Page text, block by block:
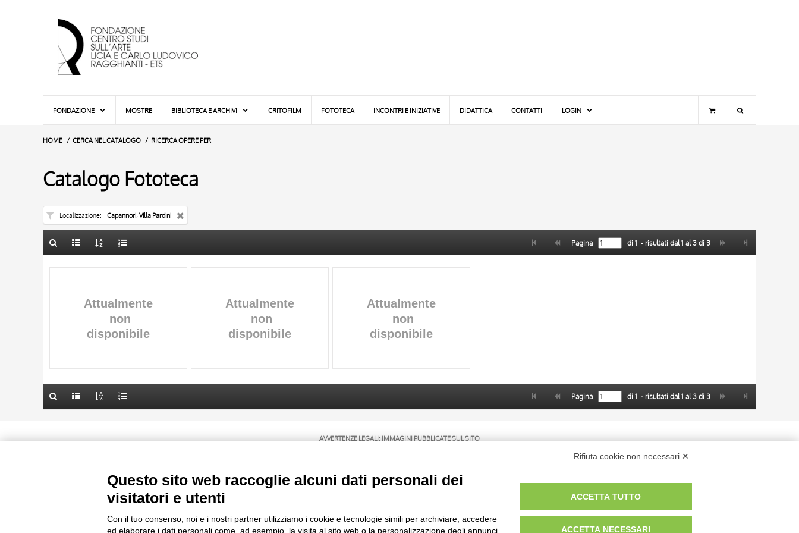
FONDAZIONE MOSTRE BIBLIOTECA E ARCHIVI CRITOFILM FOTOTECA INCONTRI E INIZIATIVE DIDATTICA CONTATTI LOGIN
HOME CERCA NEL CATALOGO RICERCA OPERE PER
Catalogo Fototeca
Localizzazione Capannori, Villa Pardini
OGGETTO
LOCALIZZAZIONE
DATA
10 RISULTATI
Pagina di 1 - risultati dal1 al 3di 3
AUTORE
OGGETTO
LOCALIZZAZIONE
20 RISULTATI
Pagina di 1 - risultati dal1 al 3di 3
AVVERTENZE LEGALI: IMMAGINI PUBBLICATE SUL SITO
Le immagini e le foto presenti in questo sito sono soggette alle norme sul diritto d’autore, legge 22 aprile 1941 n. 633. I diritti degli autori, degli artisti e dei fotografi che hanno realizzato le opere e le immagini, degli enti e
Rifiuta cookie non necessari ✕
Questo sito web raccoglie alcuni dati personali dei
visitatori e utenti
Con il tuo consenso, noi e i nostri partner utilizziamo i cookie e tecnologie simili per archiviare, accedere
ed elaborare i dati personali come, ad esempio, la visita al sito web o la personalizzazione degli annunci.
ACCETTA TUTTO
ACCETTA NECESSARI